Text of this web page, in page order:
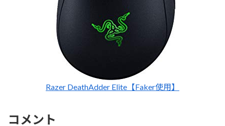
Razer DeathAdder Elite【Faker使用】
コメント